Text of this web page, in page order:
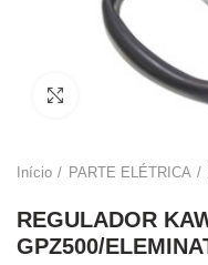
Click to enlarge
Início PARTE ELÉTRICA
REGULADOR
GPZ500/